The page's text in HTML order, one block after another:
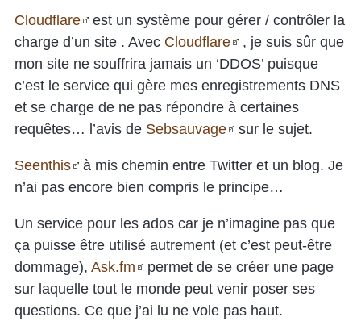
Cloudflare
est un système pour gérer / contrôler la
charge d’un site . Avec Cloudflare
, je suis sûr que
mon site ne souffrira jamais un ‘DDOS’ puisque
c’est le service qui gère mes enregistrements DNS
et se charge de ne pas répondre à certaines
requêtes… l’avis de Sebsauvage sur le sujet.
Seenthis
à mis chemin entre Twitter et un blog. Je
n’ai pas encore bien compris le principe…
Un service pour les ados car je n’imagine pas que
ça puisse être utilisé autrement (et c’est peut-être
dommage), Ask.fm
permet de se créer une page
sur laquelle tout le monde peut venir poser ses
questions. Ce que j’ai lu ne vole pas haut.